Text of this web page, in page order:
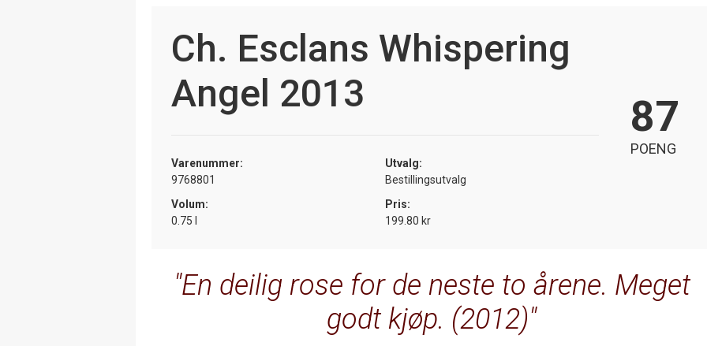
Ch. Esclans Whispering
Angel 2013
Varenummer:
9768801
Utvalg:
Bestillingsutvalg
Volum:
0.75 l
Pris:
199.80 kr
87
POENG
En deilig rose for de neste to årene. Meget
godt kjøp. (2012)